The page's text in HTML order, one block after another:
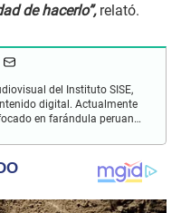
de hacerlo”,relató.
del Instituto SISE,
digital. Actualmente
en farándula peruana,